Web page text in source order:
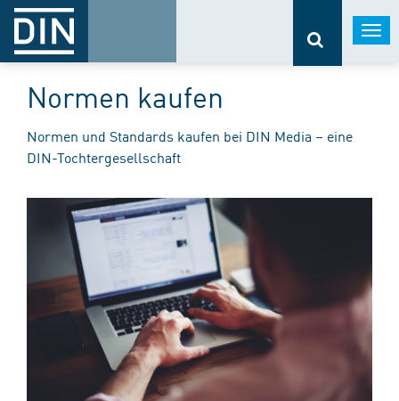
Normen kaufen
Normen und Standards kaufen bei DIN Media – eine
DIN-Tochtergesellschaft